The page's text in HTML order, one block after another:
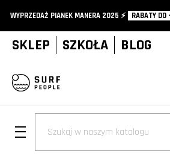
WYPRZEDAŻ PIANEK MANERA 2025 ⚡️ RABATY DO
SKLEP SZKOŁA BLOG